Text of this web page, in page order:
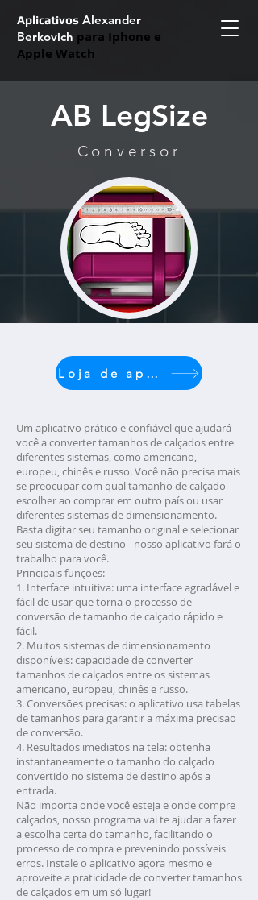
Aplicativos Alexander
Berkovich para Iphone e
Apple Watch
AB LegSize
Conversor
Loja de aplicativos
Um aplicativo prático e confiável que ajudará
você a converter tamanhos de calçados entre
diferentes sistemas, como americano,
europeu, chinês e russo. Você não precisa mais
se preocupar com qual tamanho de calçado
escolher ao comprar em outro país ou usar
diferentes sistemas de dimensionamento.
Basta digitar seu tamanho original e selecionar
seu sistema de destino - nosso aplicativo fará o
trabalho para você.
Principais funções:
1. Interface intuitiva: uma interface agradável e
fácil de usar que torna o processo de
conversão de tamanho de calçado rápido e
fácil.
2. Muitos sistemas de dimensionamento
disponíveis: capacidade de converter
tamanhos de calçados entre os sistemas
americano, europeu, chinês e russo.
3. Conversões precisas: o aplicativo usa tabelas
de tamanhos para garantir a máxima precisão
de conversão.
4. Resultados imediatos na tela: obtenha
instantaneamente o tamanho do calçado
convertido no sistema de destino após a
entrada.
Não importa onde você esteja e onde compre
calçados, nosso programa vai te ajudar a fazer
a escolha certa do tamanho, facilitando o
processo de compra e prevenindo possíveis
erros. Instale o aplicativo agora mesmo e
aproveite a praticidade de converter tamanhos
de calçados em um só lugar!